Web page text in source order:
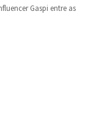
Gaspi entre as